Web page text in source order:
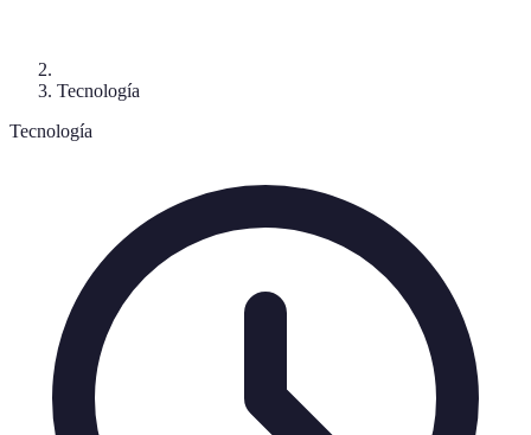
Tecnología
Tecnología